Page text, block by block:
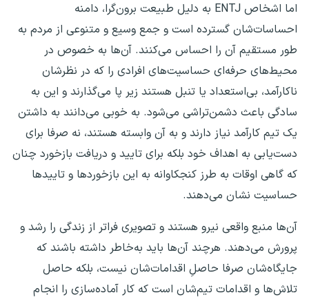
اما اشخاص ENTJ به دلیل طبیعت برون‌گرا، دامنه
احساسات‌شان گسترده است و جمع وسیع و متنوعی از مردم به
طور مستقیم آن را احساس می‌کنند. آن‌ها به خصوص در
محیط‌های حرفه‌ای حساسیت‌های افرادی را که در نظرشان
ناکارآمد، بی‌استعداد یا تنبل هستند زیر پا می‌گذارند و این به
سادگی باعث دشمن‌تراشی می‌شود. به خوبی می‌دانند به داشتن
یک تیم کارآمد نیاز دارند و به آن وابسته هستند، نه صرفا برای
دست‌یابی به اهداف خود بلکه برای تایید و دریافت بازخورد چنان
که گاهی اوقات به طرز کنجکاوانه به این بازخوردها و تایید‌ها
حساسیت نشان می‌دهند.
آن‌ها منبع واقعی نیرو هستند و تصویری فراتر از زندگی را رشد و
پرورش می‌دهند. هرچند آن‌ها باید به‌خاطر داشته باشند که
جایگاه‌شان صرفا حاصلِ اقدامات‌شان نیست، بلکه حاصل
تلاش‌ها و اقدامات تیم‌شان است که کار آماده‌سازی را انجام